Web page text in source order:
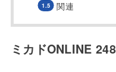
関連
ミカドONLINE